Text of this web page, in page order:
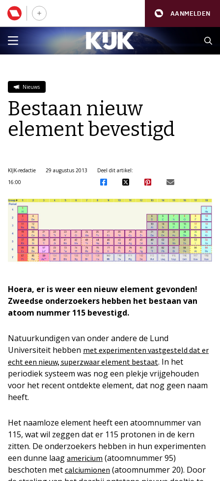
AANMELDEN
Nieuws
Bestaan nieuw
element bevestigd
KIJK-redactie
29 augustus 2013
16:00
Deel dit artikel:
Hoera, er is weer een nieuw element gevonden!
Zweedse onderzoekers hebben het bestaan van
atoom nummer 115 bevestigd.
Natuurkundigen van onder andere de Lund
Universiteit hebben met experimenten vastgesteld dat er
echt een nieuw, superzwaar element bestaat. In het
periodiek systeem was nog een plekje vrijgehouden
voor het recent ontdekte element, dat nog geen naam
heeft.
Het naamloze element heeft een atoomnummer van
115, wat wil zeggen dat er 115 protonen in de kern
zitten. De onderzoekers hebben in hun experimenten
een dunne laag americium (atoomnummer 95)
beschoten met calciumionen (atoomnummer 20). Door